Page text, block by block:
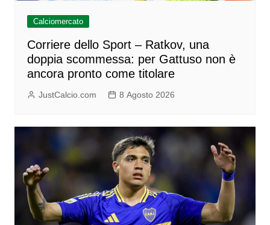
Calciomercato
Corriere dello Sport – Ratkov, una
doppia scommessa: per Gattuso non è
ancora pronto come titolare
JustCalcio.com 8 Agosto 2026